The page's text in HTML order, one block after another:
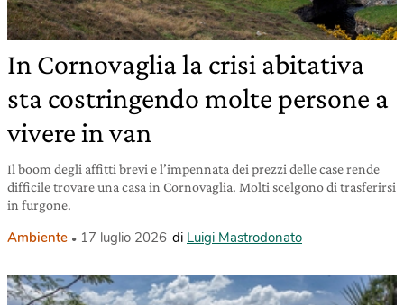
In Cornovaglia la crisi abitativa
sta costringendo molte persone a
vivere in van
Il boom degli affitti brevi e l’impennata dei prezzi delle case rende
difficile trovare una casa in Cornovaglia. Molti scelgono di trasferirsi
in furgone.
Ambiente 17 luglio 2026 di Luigi Mastrodonato